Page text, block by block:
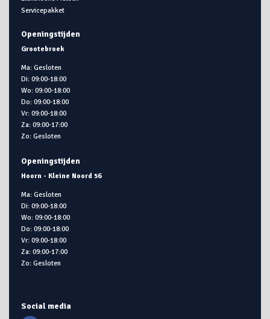
Servicepakket
Openingstijden
Grootebroek
Ma: Gesloten
Di: 09:00-18:00
Wo: 09:00-18:00
Do: 09:00-18:00
Vr: 09:00-18:00
Za: 09:00-17:00
Zo: Gesloten
Openingstijden
Hoorn - Kleine Noord 56
Ma: Gesloten
Di: 09:00-18:00
Wo: 09:00-18:00
Do: 09:00-18:00
Vr: 09:00-18:00
Za: 09:00-17:00
Zo: Gesloten
Social media